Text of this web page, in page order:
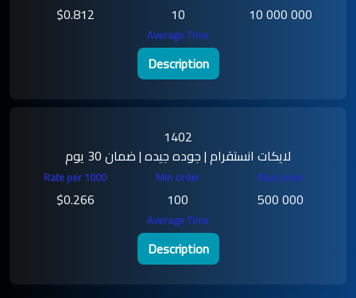
$0.812
10 10 000 000
Description
1402
لايكات انستقرام | جوده جيده | ضمان 30 يوم
$0.266
100 500 000
Description